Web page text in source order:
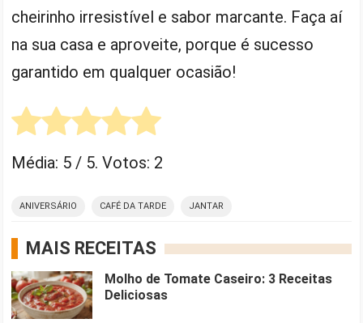
cheirinho irresistível e sabor marcante. Faça aí
na sua casa e aproveite, porque é sucesso
garantido em qualquer ocasião!
Média: 5 / 5. Votos: 2
ANIVERSÁRIO CAFÉ DA TARDE JANTAR
MAIS RECEITAS
Molho de Tomate Caseiro: 3 Receitas
Deliciosas